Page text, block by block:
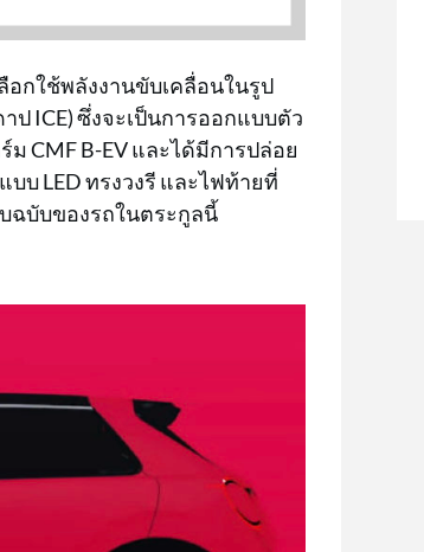
กใช้พลังงานขับเคลื่อนในรูป
ป ICE) ซึ่งจะเป็นการออกแบบตัว
CMF B-EV และได้มีการปล่อย
บ LED ทรงวงรี และไฟท้ายที่
ฉบับของรถในตระกูลนี้